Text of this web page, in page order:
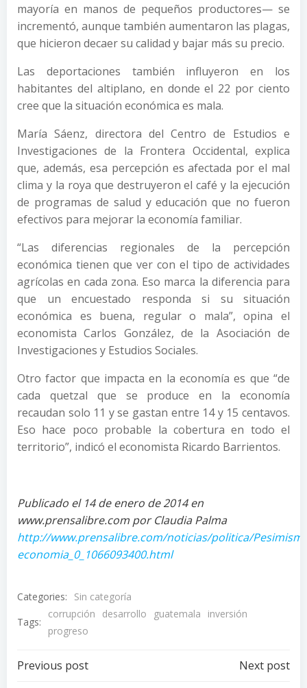
mayoría en manos de pequeños productores— se
incrementó, aunque también aumentaron las plagas,
que hicieron decaer su calidad y bajar más su precio.
Las deportaciones también influyeron en los
habitantes del altiplano, en donde el 22 por ciento
cree que la situación económica es mala.
María Sáenz, directora del Centro de Estudios e
Investigaciones de la Frontera Occidental, explica
que, además, esa percepción es afectada por el mal
clima y la roya que destruyeron el café y la ejecución
de programas de salud y educación que no fueron
efectivos para mejorar la economía familiar.
“Las diferencias regionales de la percepción
económica tienen que ver con el tipo de actividades
agrícolas en cada zona. Eso marca la diferencia para
que un encuestado responda si su situación
económica es buena, regular o mala”, opina el
economista Carlos González, de la Asociación de
Investigaciones y Estudios Sociales.
Otro factor que impacta en la economía es que “de
cada quetzal que se produce en la economía
recaudan solo 11 y se gastan entre 14 y 15 centavos.
Eso hace poco probable la cobertura en todo el
territorio”, indicó el economista Ricardo Barrientos.
Publicado el 14 de enero de 2014 en
www.prensalibre.com por Claudia Palma
http://www.prensalibre.com/noticias/politica/
economia_0_1066093400.html
Categories:
Sin categoría
Tags:
corrupción desarrollo guatemala
inversión
progreso
Post
Previous post Next post